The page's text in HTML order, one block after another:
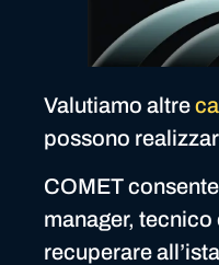
Valutiamo altre
possono
COMET
manager,
recuperare